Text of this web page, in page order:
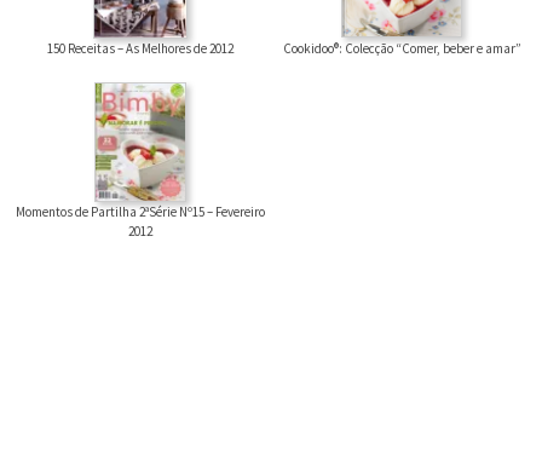
150 Receitas – As Melhores de 2012 Cookidoo®: Colecção “Comer, beber e amar”
Momentos de Partilha 2ªSérie Nº15 – Fevereiro
2012